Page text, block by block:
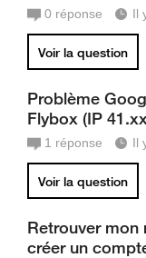
0 réponse Il
Voir la question
Problème
Flybox (IP
1 réponse Il
Voir la question
Retrouver mon
créer un